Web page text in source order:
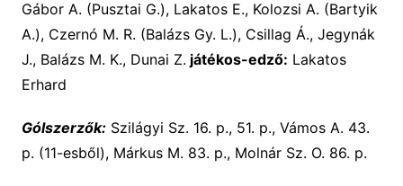
Gábor A. (Pusztai G.), Lakatos E., Kolozsi A. (Bartyik
A.), Czernó M. R. (Balázs Gy. L.), Csillag Á., Jegynák
J., Balázs M. K., Dunai Z. játékos-edző: Lakatos
Erhard
Gólszerzők:Szilágyi Sz. 16. p., 51. p., Vámos A. 43.
p. (11-esből), Márkus M. 83. p., Molnár Sz. O. 86. p.